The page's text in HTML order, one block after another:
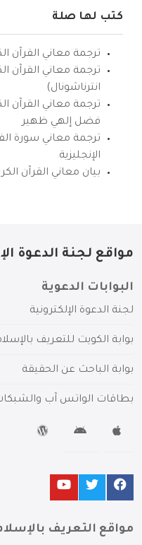
كتب لها صلة
ترجمة معاني القرآن
ترجمة معاني القرآن
انترناشونال)
ترجمة معاني القرآن
فضل إلهي ظهير
ترجمة معاني سورة
الإنجليزية
بيان معاني القرآن
مواقع لجنة الدعوة
البوابات الدعوية
لجنة الدعوة الإلكترونية
بوابة الكويت للتعريف
بوابة الباحث عن الحقيقة
بطاقات الواتس آب
مواقع التعريف